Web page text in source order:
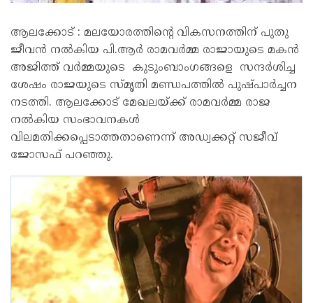
ആലക്കോട് : മലയോരത്തിൻ്റെ വികസനത്തിന് പുതു
ജീവൻ നൽകിയ പി.ആർ രാമവർമ്മ രാജായുടെ മകൻ
അജിത്ത് വർമ്മയുടെ കുടുംബാംഗങ്ങളെ സന്ദർശിച്ച
ശേഷം രാജയുടെ സ്മൃതി മണ്ഡപത്തിൽ പുഷ്പാർച്ചന
നടത്തി. ആലക്കോട് മേഖലയ്ക്ക് രാമവർമ്മ രാജ
നൽകിയ സംഭാവനകൾ
വിലമതിക്കപ്പെടാത്തതാണെന്ന് അഡ്വക്കറ്റ് സജീവ്
ജോസഫ് പറഞ്ഞു.